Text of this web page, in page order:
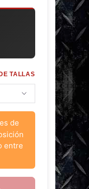
TALLAS
de
entre